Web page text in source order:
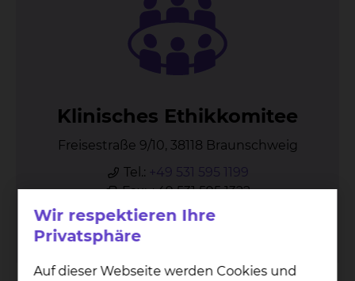
Kli­ni­sches Ethik­ko­mi­tee
Freisestraße 9/10, 38118 Braunschweig
Tel.: +49 531 595 1199
Fax: +49 531 595 1322
Per E-Mail kontaktieren
Wir respektieren Ihre
Privatsphäre
Auf dieser Webseite werden Cookies und